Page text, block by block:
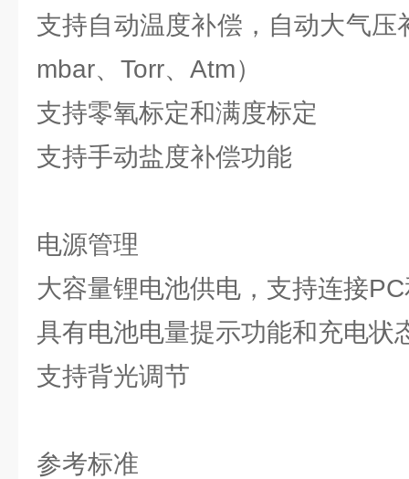
支持自动温度补偿，自动大气压
mbar、Torr、Atm）
支持零氧标定和满度标定
支持手动盐度补偿功能
电源管理
大容量锂电池供电，支持连接
具有电池电量提示功能和充电状
支持背光调节
参考标准